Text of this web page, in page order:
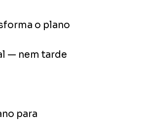
o plano
— nem tarde
para